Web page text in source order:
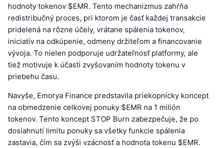
hodnoty tokenov $EMR. Tento mechanizmus zahŕňa
redistribučný proces, pri ktorom je časť každej transakcie
pridelená na rôzne účely, vrátane spálenia tokenov,
iniciatív na odkúpenie, odmeny držiteľom a financovanie
vývoja. To nielen podporuje udržateľnosť platformy, ale
tiež motivuje k účasti zvyšovaním hodnoty tokenu v
priebehu času.
Navyše, Emorya Finance predstavila priekopnícky koncept
na obmedzenie celkovej ponuky $EMR na 1 milión
tokenov. Tento koncept STOP Burn zabezpečuje, že po
dosiahnutí limitu ponuky sa všetky funkcie spálenia
zastavia, čím sa zvýši vzácnosť a hodnota tokenu $EMR.